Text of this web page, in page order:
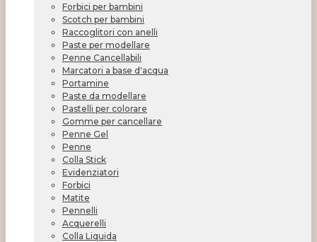
Forbici per bambini
Scotch per bambini
Raccoglitori con anelli
Paste per modellare
Penne Cancellabili
Marcatori a base d'acqua
Portamine
Paste da modellare
Pastelli per colorare
Gomme per cancellare
Penne Gel
Penne
Colla Stick
Evidenziatori
Forbici
Matite
Pennelli
Acquerelli
Colla Liquida